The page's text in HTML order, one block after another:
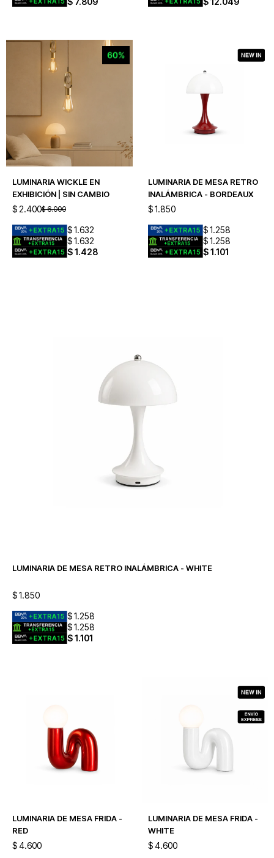
LUMINARIA WICKLE EN
EXHIBICIÓN | SIN CAMBIO
$ 2.400$ 6.000
$1.632
$1.632
$1.428
LUMINARIA DE MESA RETRO
INALÁMBRICA - BORDEAUX
$ 1.850
$ 1.258
$ 1.258
$ 1.101
LUMINARIA DE MESA RETRO INALÁMBRICA - WHITE
$1.850
$1.258
$1.258
$1.101
LUMINARIA DE MESA FRIDA -
RED
$4.600
LUMINARIA DE MESA FRIDA -
WHITE
$ 4.600